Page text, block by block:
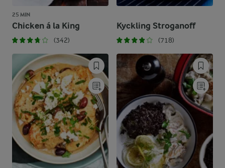
25 MIN
Chicken á la King
(342)
Kyckling Stroganoff
(718)